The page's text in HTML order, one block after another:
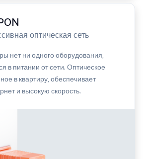
оптическая сеть
нет ни одного оборудования,
в питании от сети. Оптическое
в квартиру, обеспечивает
и высокую скорость.